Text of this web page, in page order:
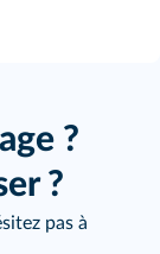
?
?
pas à